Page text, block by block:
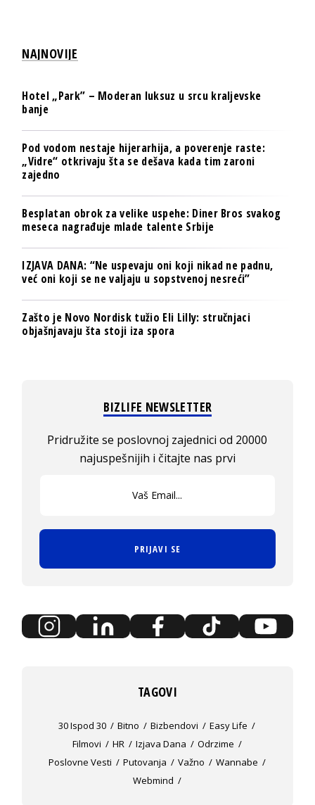
NAJNOVIJE
Hotel „Park” – Moderan luksuz u srcu kraljevske
banje
Pod vodom nestaje hijerarhija, a poverenje raste:
„Vidre“ otkrivaju šta se dešava kada tim zaroni
zajedno
Besplatan obrok za velike uspehe: Diner Bros svakog
meseca nagrađuje mlade talente Srbije
IZJAVA DANA: “Ne uspevaju oni koji nikad ne padnu,
već oni koji se ne valjaju u sopstvenoj nesreći”
Zašto je Novo Nordisk tužio Eli Lilly: stručnjaci
objašnjavaju šta stoji iza spora
BIZLIFE NEWSLETTER
Pridružite se poslovnoj zajednici od 20000
najuspešnijih i čitajte nas prvi
PRIJAVI SE
TAGOVI
30 Ispod 30 Bitno Bizbendovi
Easy Life
Filmovi
HR Izjava Dana
Odrzime
Poslovne Vesti
Putovanja Važno
Wannabe
Webmind